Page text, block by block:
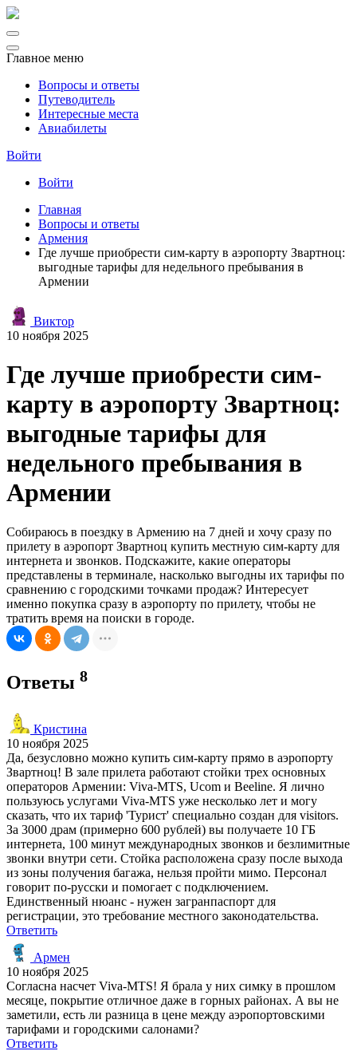
Главное меню
Вопросы и ответы
Путеводитель
Интересные места
Авиабилеты
Войти
Войти
Главная
Вопросы и ответы
Армения
Где лучше приобрести сим-карту в аэропорту Звартноц:
выгодные тарифы для недельного пребывания в
Армении
Виктор
10 ноября 2025
Где лучше приобрести сим-
карту в аэропорту Звартноц:
выгодные тарифы для
недельного пребывания в
Армении
Собираюсь в поездку в Армению на 7 дней и хочу сразу по
прилету в аэропорт Звартноц купить местную сим-карту для
интернета и звонков. Подскажите, какие операторы
представлены в терминале, насколько выгодны их тарифы по
сравнению с городскими точками продаж? Интересует
именно покупка сразу в аэропорту по прилету, чтобы не
тратить время на поиски в городе.
Ответы 8
Кристина
10 ноября 2025
Да, безусловно можно купить сим-карту прямо в аэропорту
Звартноц! В зале прилета работают стойки трех основных
операторов Армении: Viva-MTS, Ucom и Beeline. Я лично
пользуюсь услугами Viva-MTS уже несколько лет и могу
сказать, что их тариф 'Турист' специально создан для visitors.
За 3000 драм (примерно 600 рублей) вы получаете 10 ГБ
интернета, 100 минут международных звонков и безлимитные
звонки внутри сети. Стойка расположена сразу после выхода
из зоны получения багажа, нельзя пройти мимо. Персонал
говорит по-русски и помогает с подключением.
Единственный нюанс - нужен загранпаспорт для
регистрации, это требование местного законодательства.
Ответить
Армен
10 ноября 2025
Согласна насчет Viva-MTS! Я брала у них симку в прошлом
месяце, покрытие отличное даже в горных районах. А вы не
заметили, есть ли разница в цене между аэропортовскими
тарифами и городскими салонами?
Ответить